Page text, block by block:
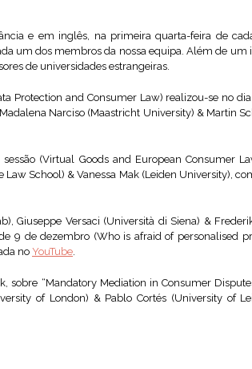
e em inglês, na primeira quarta-feira de
um dos membros da nossa equipa. Além de um
de universidades estrangeiras.
Protection and Consumer Law) realizou-se no
Narciso (Maastricht University) & Martin
(Virtual Goods and European Consumer
School) & Vanessa Mak (Leiden University),
Giuseppe Versaci (Università di Siena) &
9 de dezembro (Who is afraid of personalised
noYouTube.
sobre “Mandatory Mediation in Consumer
of London) & Pablo Cortés (University of